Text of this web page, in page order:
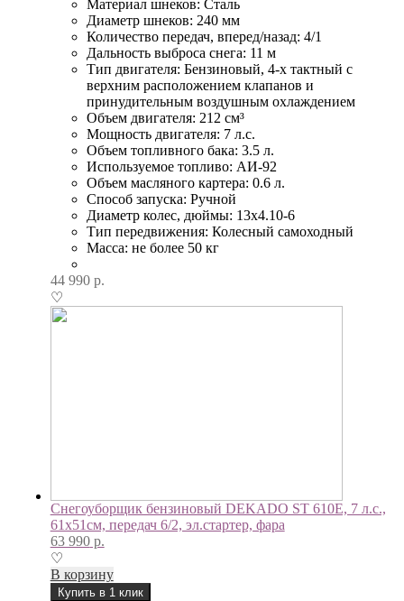
Материал шнеков: Сталь
Диаметр шнеков: 240 мм
Количество передач, вперед/назад: 4/1
Дальность выброса снега: 11 м
Тип двигателя: Бензиновый, 4-х тактный с
верхним расположением клапанов и
принудительным воздушным охлаждением
Объем двигателя: 212 см³
Мощность двигателя: 7 л.с.
Объем топливного бака: 3.5 л.
Используемое топливо: АИ-92
Объем масляного картера: 0.6 л.
Способ запуска: Ручной
Диаметр колес, дюймы: 13х4.10-6
Тип передвижения: Колесный самоходный
Масса: не более 50 кг
44 990р.
♡
Снегоуборщик бензиновый DEKADO ST 610E, 7 л.с.,
61х51см, передач 6/2, эл.стартер, фара
63 990р.
♡
В корзину
Купить в 1 клик